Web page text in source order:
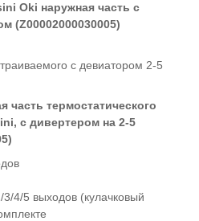
Oki наружная часть с
(Z00002000030005)
с девиатором 2-5
часть термостатического
с дивертером на 2-5
4/5 выходов (кулачковый